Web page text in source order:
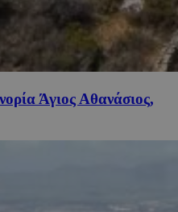
Άγιος Αθανάσιος,